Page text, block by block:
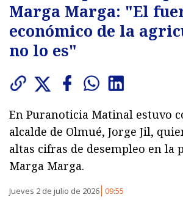
Marga Marga: "El
económico de la
no lo es"
En Puranoticia Matinal estuvo
alcalde de Olmué, Jorge Jil,
altas cifras de desempleo en la
Marga Marga.
Jueves 2 de julio de 2026 09:55